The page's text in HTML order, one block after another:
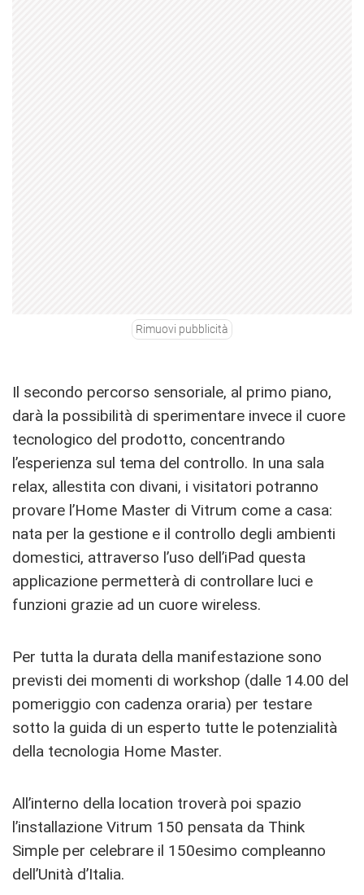
Rimuovi pubblicità
Il secondo percorso sensoriale, al primo piano,
darà la possibilità di sperimentare invece il cuore
tecnologico del prodotto, concentrando
l’esperienza sul tema del controllo. In una sala
relax, allestita con divani, i visitatori potranno
provare l’Home Master di Vitrum come a casa:
nata per la gestione e il controllo degli ambienti
domestici, attraverso l’uso dell’iPad questa
applicazione permetterà di controllare luci e
funzioni grazie ad un cuore wireless.
Per tutta la durata della manifestazione sono
previsti dei momenti di workshop (dalle 14.00 del
pomeriggio con cadenza oraria) per testare
sotto la guida di un esperto tutte le potenzialità
della tecnologia Home Master.
All’interno della location troverà poi spazio
l’installazione Vitrum 150 pensata da Think
Simple per celebrare il 150esimo compleanno
dell’Unità d’Italia.